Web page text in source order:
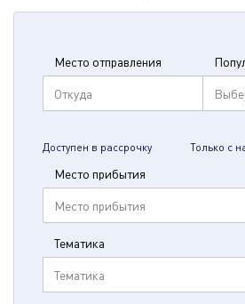
Место отправления
Откуда
Доступен в рассрочку Только с
Место прибытия
Место прибытия
Тематика
Тематика